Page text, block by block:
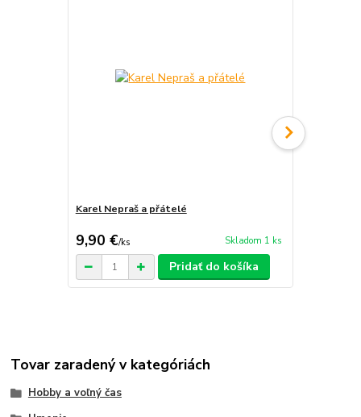
Karel Nepraš a přátelé
9,90 €/ks Skladom 1 ks
Pridať do košíka
Tovar zaradený v kategóriách
Hobby a voľný čas